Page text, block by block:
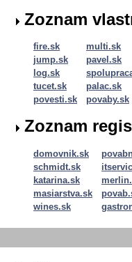
Zoznam
fire.sk multi.sk
jump.sk
pavel.sk
log.sk
tucet.sk
palac.sk
povesti.sk
povaby.sk
Zoznam
domovnik.sk
schmidt.sk
katarina.sk
masiarstva.sk
wines.sk